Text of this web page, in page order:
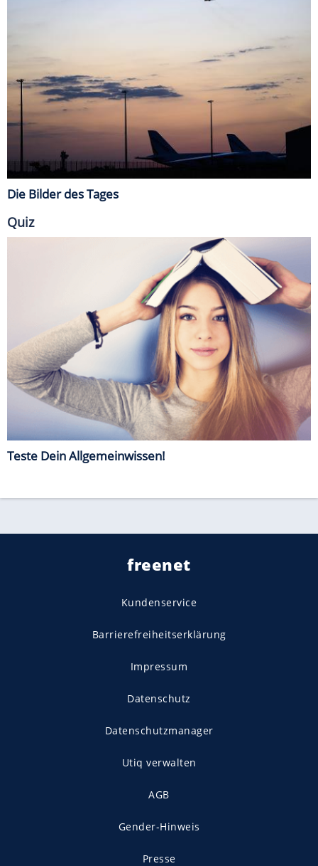
Die Bilder des Tages
Quiz
Teste Dein Allgemeinwissen!
freenet
Kundenservice
Barrierefreiheitserklärung
Impressum
Datenschutz
Datenschutzmanager
Utiq verwalten
AGB
Gender-Hinweis
Presse